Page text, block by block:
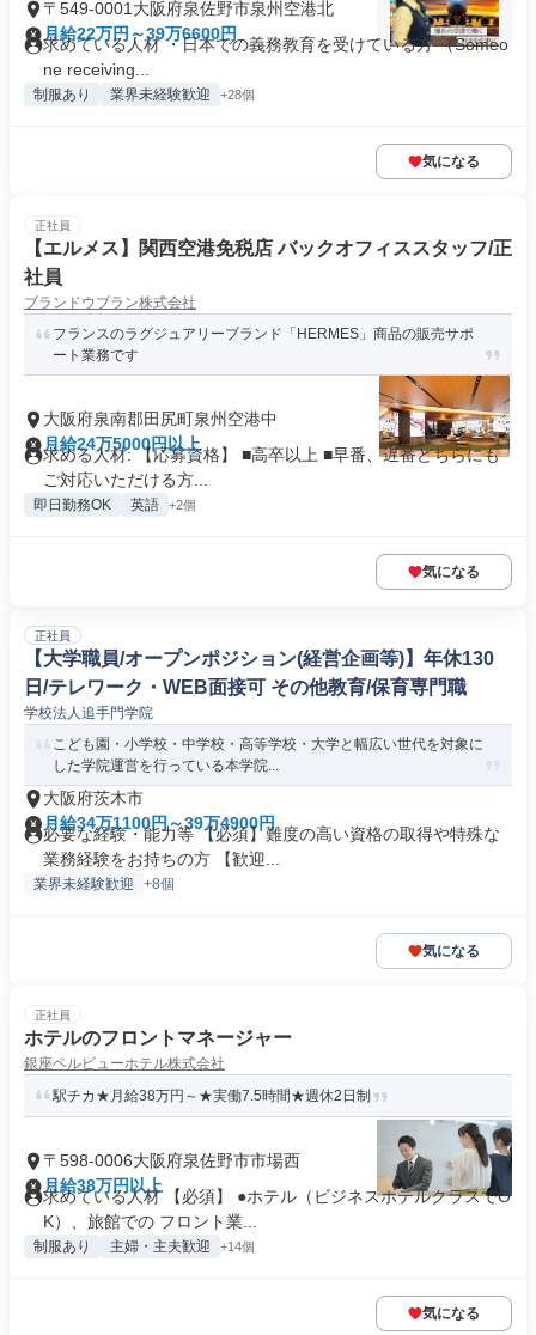
〒549-0001大阪府泉佐野市泉州空港北
月給22万円～39万6600円
求めている人材 ・日本での義務教育を受けている方 （Someo
ne receiving...
制服あり 業界未経験歓迎 +28個
気になる
正社員
【エルメス】関西空港免税店 バックオフィススタッフ/正
社員
ブランドウブラン株式会社
フランスのラグジュアリーブランド「HERMES」商品の販売サポ
ート業務です
大阪府泉南郡田尻町泉州空港中
月給24万5000円以上
求める人材: 【応募資格】 ■高卒以上 ■早番、遅番どちらにも
ご対応いただける方...
即日勤務OK 英語 +2個
気になる
正社員
【大学職員/オープンポジション(経営企画等)】年休130
日/テレワーク・WEB面接可 その他教育/保育専門職
学校法人追手門学院
こども園・小学校・中学校・高等学校・大学と幅広い世代を対象に
した学院運営を行っている本学院...
大阪府茨木市
月給34万1100円～39万4900円
必要な経験・能力等 【必須】難度の高い資格の取得や特殊な
業務経験をお持ちの方 【歓迎...
業界未経験歓迎 +8個
気になる
正社員
ホテルのフロントマネージャー
銀座ベルビューホテル株式会社
駅チカ★月給38万円～★実働7.5時間★週休2日制
〒598-0006大阪府泉佐野市市場西
月給38万円以上
求めている人材 【必須】 ●ホテル（ビジネスホテルクラスでO
K）、旅館での フロント業...
制服あり 主婦・主夫歓迎 +14個
気になる